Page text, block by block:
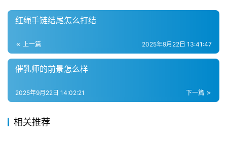
红绳手链结尾怎么打结
上一篇 2025年9月22日 13:41:47
催乳师的前景怎么样
下一篇
2025年9月22日 14:02:21
相关推荐